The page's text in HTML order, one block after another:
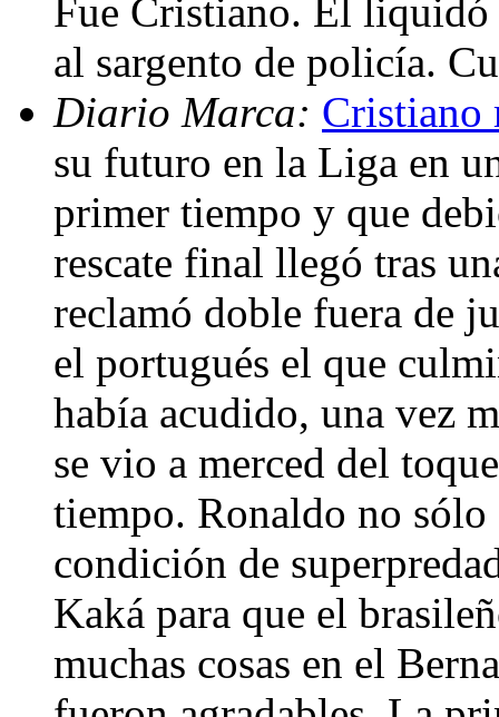
Fue Cristiano. Él
al sargento de policía.
Diario Marca: Cristiano
su futuro en la Liga en
primer tiempo y que
rescate final llegó tras
reclamó doble fuera de
el portugués el que
había acudido, una vez
se vio a merced del
tiempo. Ronaldo no
condición de
Kaká para que el
muchas cosas en el